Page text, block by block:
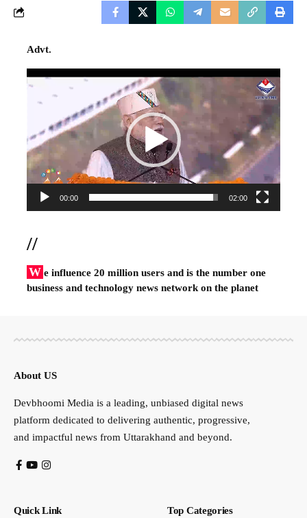
Advt.
Video
00:00 02:00
//
W e influence 20 million users and is the number one
business and technology news network on the planet
About US
Devbhoomi Media is a leading, unbiased digital news
platform dedicated to delivering authentic, progressive,
and impactful news from Uttarakhand and beyond.
Quick Link Top Categories